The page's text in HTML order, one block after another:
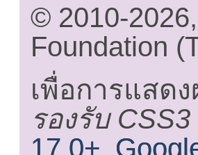
© 2010-
Foundation
เพื่อการแสด
รองรับ CSS3
17.0+,